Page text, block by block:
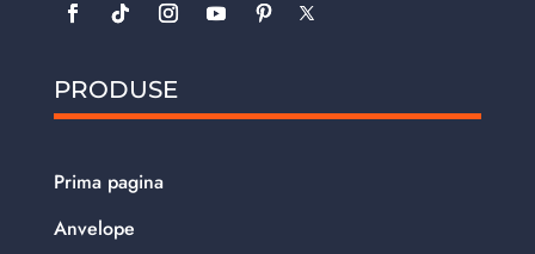
PRODUSE
Prima pagina
Anvelope